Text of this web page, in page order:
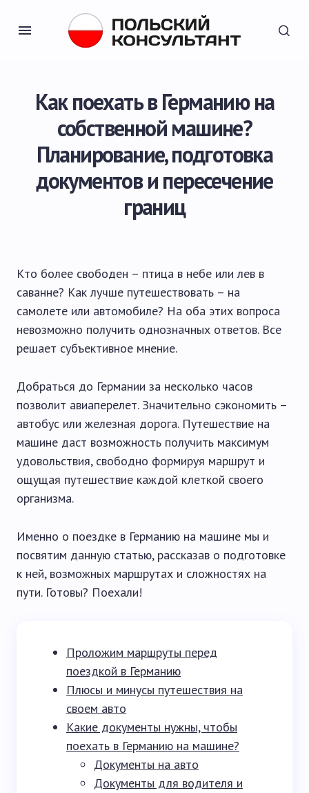
Как поехать в Германию на
собственной машине?
Планирование, подготовка
документов и пересечение
границ
Кто более свободен – птица в небе или лев в
саванне? Как лучше путешествовать – на
самолете или автомобиле? На оба этих вопроса
невозможно получить однозначных ответов. Все
решает субъективное мнение.
Добраться до Германии за несколько часов
позволит авиаперелет. Значительно сэкономить –
автобус или железная дорога. Путешествие на
машине даст возможность получить максимум
удовольствия, свободно формируя маршрут и
ощущая путешествие каждой клеткой своего
организма.
Именно о поездке в Германию на машине мы и
посвятим данную статью, рассказав о подготовке
к ней, возможных маршрутах и сложностях на
пути. Готовы? Поехали!
Проложим маршруты перед
поездкой в Германию
Плюсы и минусы путешествия на
своем авто
Какие документы нужны, чтобы
поехать в Германию на машине?
Документы на авто
Документы для водителя и